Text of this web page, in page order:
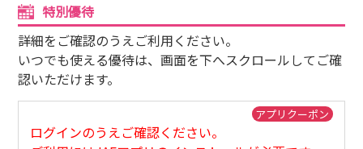
サイトマップ
特別優待
詳細をご確認のうえご利用ください。
いつでも使える優待は、画面を下へスクロールしてご確
認いただけます。
アプリクーポン
ログインのうえご確認ください。